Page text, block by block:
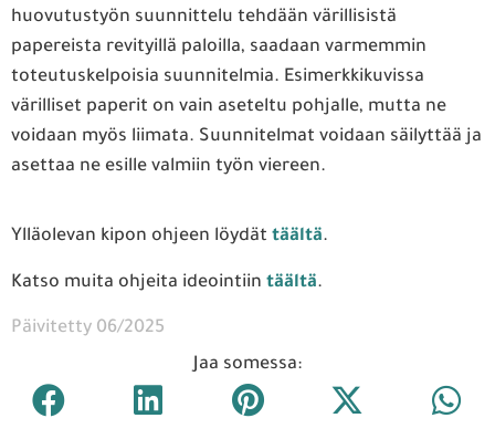
huovutustyön suunnittelu tehdään värillisistä
papereista revityillä paloilla, saadaan varmemmin
toteutuskelpoisia suunnitelmia. Esimerkkikuvissa
värilliset paperit on vain aseteltu pohjalle, mutta ne
voidaan myös liimata. Suunnitelmat voidaan säilyttää ja
asettaa ne esille valmiin työn viereen.
Ylläolevan kipon ohjeen löydät täältä.
Katso muita ohjeita ideointiin täältä.
Päivitetty 06/2025
Jaa somessa: